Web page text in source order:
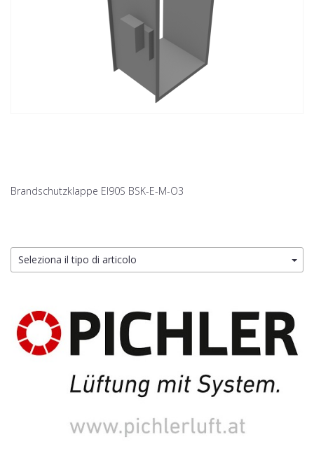
Brandschutzklappe EI90S BSK-E-M-O3
Seleziona il tipo di articolo